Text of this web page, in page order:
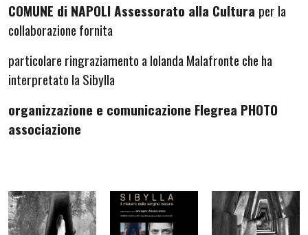
COMUNE di NAPOLI Assessorato alla Cultura per la
collaborazione fornita
particolare ringraziamento aIolanda Malafronte che ha
interpretato la Sibylla
organizzazione e comunicazione Flegrea PHOTO
associazione